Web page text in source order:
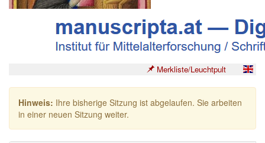
Merkliste/Leuchtpult
Hinweis: Ihre bisherige Sitzung ist abgelaufen. Sie arbeiten
in einer neuen Sitzung weiter.